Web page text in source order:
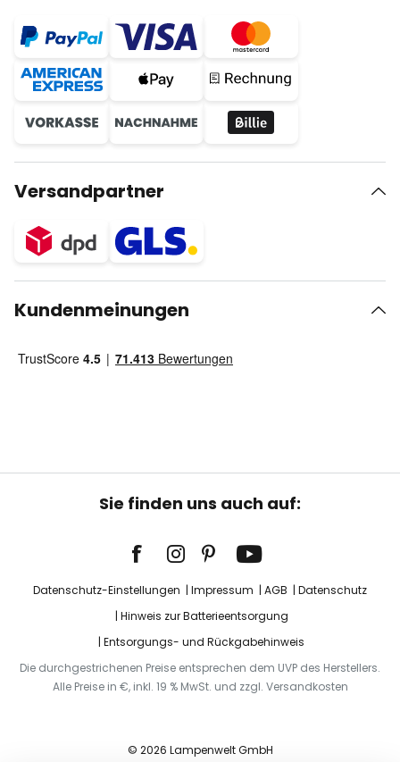
Versandpartner
Kundenmeinungen
Sie finden uns auch auf:
Datenschutz-Einstellungen Impressum AGB
Datenschutz
Hinweis zur Batterieentsorgung
Entsorgungs- und Rückgabehinweis
Die durchgestrichenen Preise entsprechen dem UVP des Herstellers.
Alle Preise in €, inkl. 19 % MwSt. und zzgl. Versandkosten
© 2026 Lampenwelt GmbH